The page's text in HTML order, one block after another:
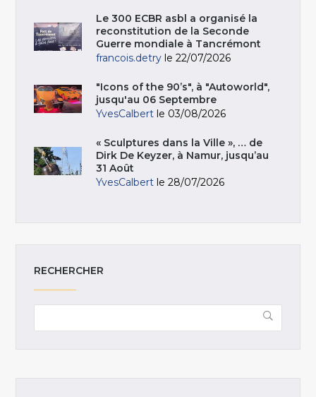
Le 300 ECBR asbl a organisé la
reconstitution de la Seconde
Guerre mondiale à Tancrémont
francois.detry le 22/07/2026
"Icons of the 90’s", à "Autoworld",
jusqu'au 06 Septembre
YvesCalbert le 03/08/2026
« Sculptures dans la Ville », … de
Dirk De Keyzer, à Namur, jusqu’au
31 Août
YvesCalbert le 28/07/2026
RECHERCHER